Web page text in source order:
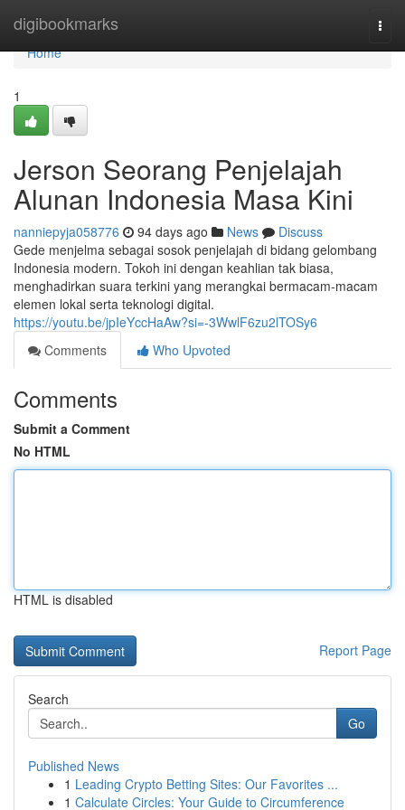
digibookmarks
Home
Home
1
Jerson Seorang Penjelajah
Alunan Indonesia Masa Kini
nanniepyja058776 94 days ago News
Discuss
Gede menjelma sebagai sosok penjelajah di bidang gelombang
Indonesia modern. Tokoh ini dengan keahlian tak biasa,
menghadirkan suara terkini yang merangkai bermacam-macam
elemen lokal serta teknologi digital.
https://youtu.be/jpIeYccHaAw?si=-3WwlF6zu2lTOSy6
Comments
Who Upvoted
Comments
Submit a Comment
No HTML
HTML is disabled
Report Page
Search
Go
Published News
1 Leading Crypto Betting Sites: Our Favorites ...
1 Calculate Circles: Your Guide to Circumference